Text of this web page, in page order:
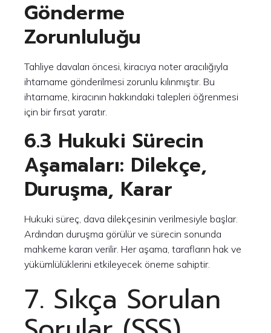
Gönderme
Zorunluluğu
Tahliye davaları öncesi, kiracıya noter aracılığıyla
ihtarname gönderilmesi zorunlu kılınmıştır. Bu
ihtarname, kiracının hakkındaki talepleri öğrenmesi
için bir fırsat yaratır.
6.3 Hukuki Sürecin
Aşamaları: Dilekçe,
Duruşma, Karar
Hukuki süreç, dava dilekçesinin verilmesiyle başlar.
Ardından duruşma görülür ve sürecin sonunda
mahkeme kararı verilir. Her aşama, tarafların hak ve
yükümlülüklerini etkileyecek öneme sahiptir.
7. Sıkça Sorulan